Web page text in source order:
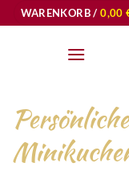
Zum
Inhalt
WARENKORB /0,00